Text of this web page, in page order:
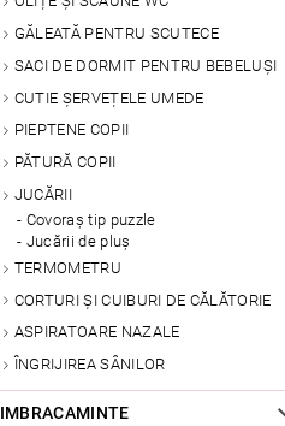
GĂLEATĂ PENTRU SCUTECE
SACI DE DORMIT PENTRU BEBELUȘI
CUTIE ȘERVEȚELE UMEDE
PIEPTENE COPII
PĂTURĂ COPII
JUCĂRII
Covoraș tip puzzle
Jucării de pluș
TERMOMETRU
CORTURI ȘI CUIBURI DE CĂLĂTORIE
ASPIRATOARE NAZALE
ÎNGRIJIREA SÂNILOR
IMBRACAMINTE